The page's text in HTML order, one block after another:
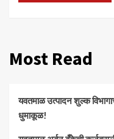
Most Read
यवतमाळ उत्पादन शुल्क
धुमाकूळ!